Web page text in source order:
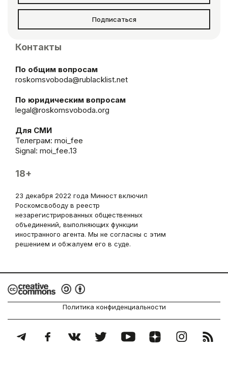
Подписаться
Контакты
По общим вопросам
roskomsvoboda@rublacklist.net
По юридическим вопросам
legal@roskomsvoboda.org
Для СМИ
Телеграм: moi_fee
Signal: moi_fee.13
18+
23 декабря 2022 года Минюст включил
Роскомсвободу в реестр
незарегистрированных общественных
объединений, выполняющих функции
иностранного агента. Мы не согласны с этим
решением и обжалуем его в суде.
Политика конфиденциальности